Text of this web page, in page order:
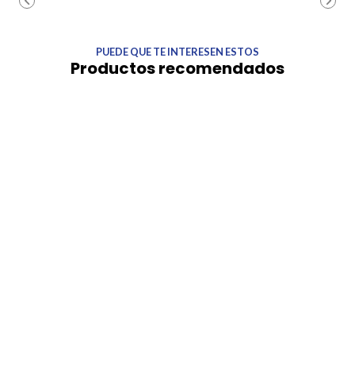
PUEDE QUE TE INTERESEN ESTOS
Productos recomendados